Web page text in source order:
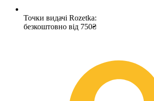
Точки видачі Rozetka:
безкоштовно від 750₴